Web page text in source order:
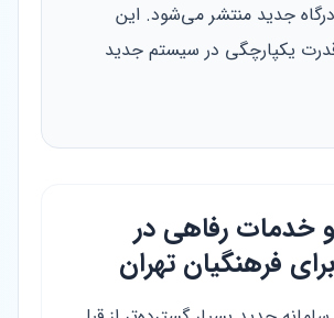
جدید منتشر می‌شود. این
یکپارچگی در سیستم جدید
خدمات رفاهی در
فرهنگیان تهران